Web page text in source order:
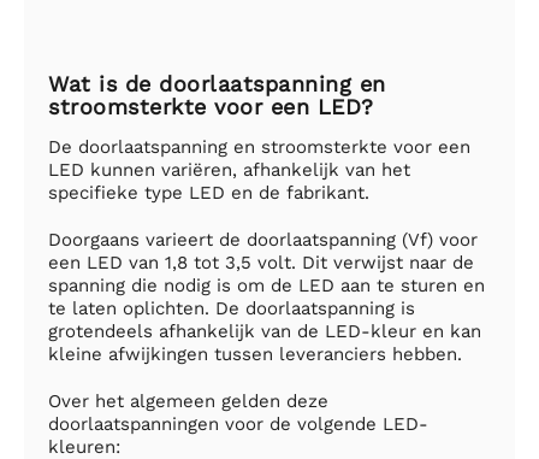
Wat is de doorlaatspanning en
stroomsterkte voor een LED?
De doorlaatspanning en stroomsterkte voor een
LED kunnen variëren, afhankelijk van het
specifieke type LED en de fabrikant.
Doorgaans varieert de doorlaatspanning (Vf) voor
een LED van 1,8 tot 3,5 volt. Dit verwijst naar de
spanning die nodig is om de LED aan te sturen en
te laten oplichten. De doorlaatspanning is
grotendeels afhankelijk van de LED-kleur en kan
kleine afwijkingen tussen leveranciers hebben.
Over het algemeen gelden deze
doorlaatspanningen voor de volgende LED-
kleuren: